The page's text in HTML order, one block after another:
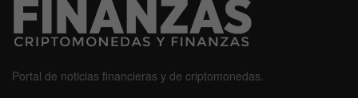
Portal de noticias financieras y de criptomonedas.